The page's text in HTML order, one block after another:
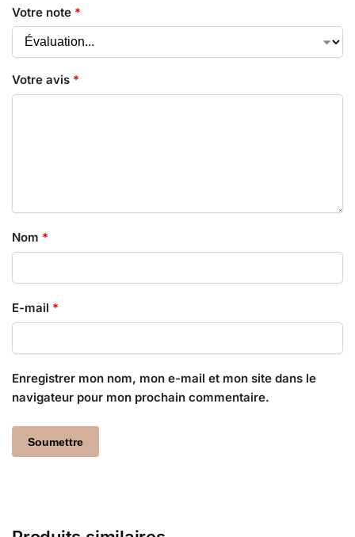
Votre note *
Votre avis *
Nom *
E-mail *
Enregistrer mon nom, mon e-mail et mon site dans le
navigateur pour mon prochain commentaire.